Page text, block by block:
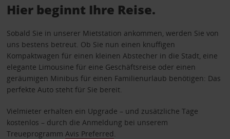
Hier beginnt Ihre Reise.
Sobald Sie in unserer Mietstation ankommen, werden Sie von
uns bestens betreut. Ob Sie nun einen knuffigen
Kompaktwagen für einen kleinen Abstecher in die Stadt, eine
elegante Limousine für eine Geschäftsreise oder einen
geräumigen Minibus für einen Familienurlaub benötigen: Das
perfekte Auto steht für Sie bereit.
Vielmieter erhalten ein Upgrade – und zusätzliche Tage
kostenlos – durch die Anmeldung bei unserem
Treueprogramm Avis Preferred